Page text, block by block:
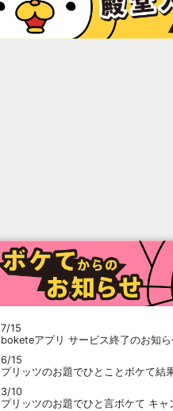
7/15
boketeアプリ サービス終了のお知
6/15
プリッツのお題でひとことボケて結
3/10
プリッツのお題でひと言ボケて キャ